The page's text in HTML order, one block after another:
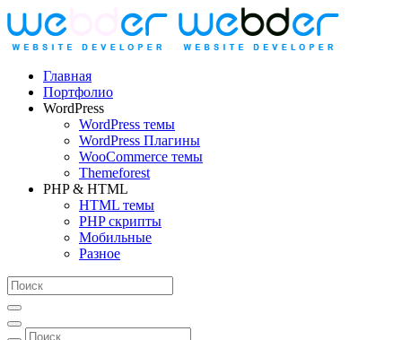
Главная
Портфолио
WordPress
WordPress темы
WordPress Плагины
WooCommerce темы
Themeforest
PHP & HTML
HTML темы
PHP скрипты
Мобильные
Разное